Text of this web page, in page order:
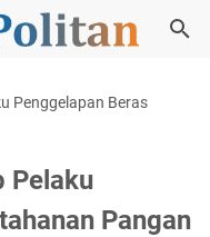
Penggelapan Beras
Pelaku
Pangan